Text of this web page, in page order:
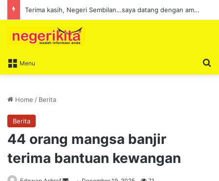
Terima kasih, Negeri Sembilan…saya datang dengan amanah, saya pulang dengan kenangan dan doa
Menu
Home / Berita
Berita
44 orang mangsa banjir
terima bantuan kewangan